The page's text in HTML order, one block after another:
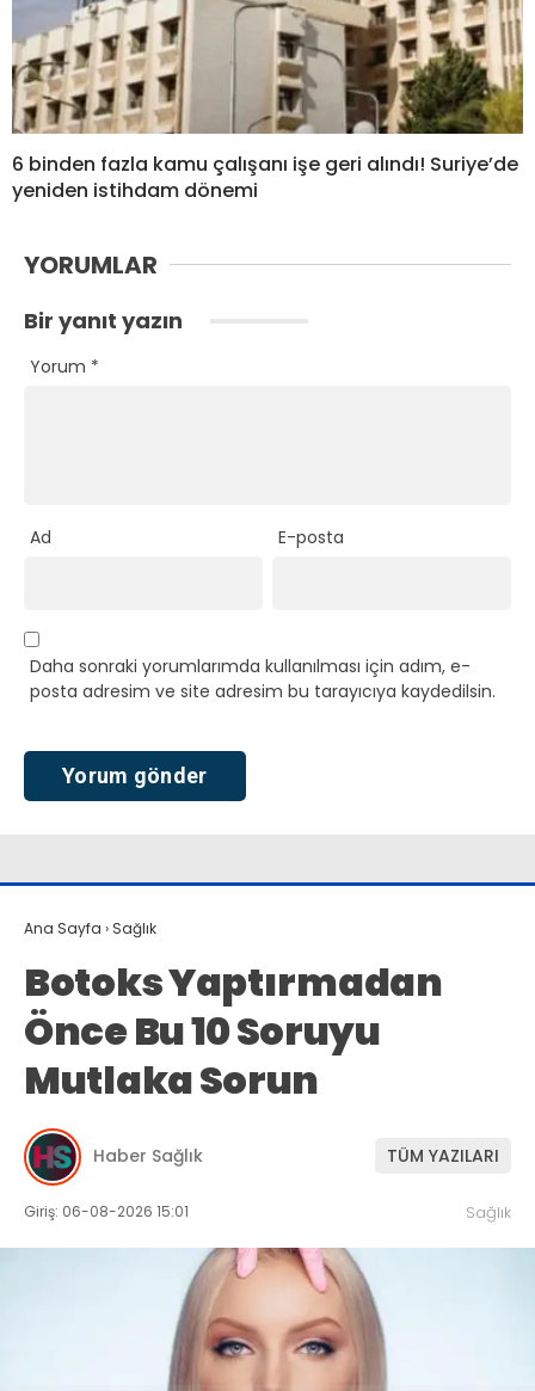
6 binden fazla kamu çalışanı işe geri alındı! Suriye’de
yeniden istihdam dönemi
YORUMLAR
Bir yanıt yazın
Yorum *
Ad E-posta
Daha sonraki yorumlarımda kullanılması için adım, e-
posta adresim ve site adresim bu tarayıcıya kaydedilsin.
Ana Sayfa › Sağlık
Botoks Yaptırmadan
Önce Bu 10 Soruyu
Mutlaka Sorun
Haber Sağlık TÜM YAZILARI
Giriş: 06-08-2026 15:01 Sağlık